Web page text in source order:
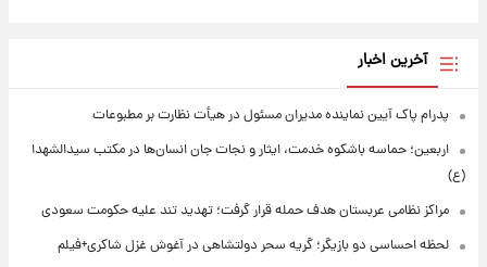
آخرین اخبار
پدرام پاک آیین نماینده مدیران مسئول در هیأت نظارت بر مطبوعات
اربعین؛ حماسه باشکوه خدمت، ایثار و نجات جان انسان‌ها در مکتب سیدالشهدا
(ع)
مراکز نظامی عربستان هدف حمله قرار گرفت؛ تهدید تند علیه حکومت سعودی
لحظه احساسی دو بازیگر؛ گریه سحر دولتشاهی در آغوش غزل شاکری+فیلم